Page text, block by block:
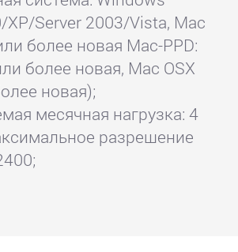
Server 2003/Vista, Mac
более новая Mac-PPD:
более новая, Mac OSX
новая);
месячная нагрузка: 4
разрешение